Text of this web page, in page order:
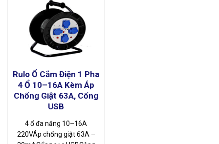
Rulo Ổ Cắm Điện 1 Pha
4 Ổ 10–16A Kèm Áp
Chống Giật 63A, Cổng
USB
4 ổ đa năng 10–16A
220VÁp chống giật 63A –